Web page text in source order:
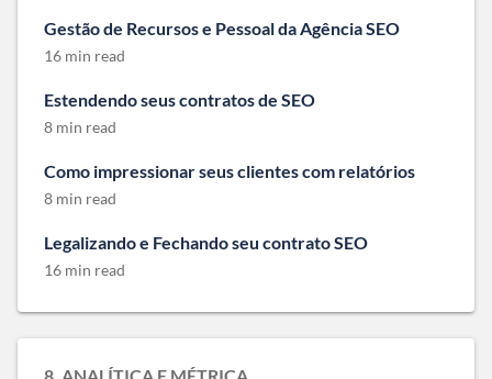
Gestão de Recursos e Pessoal da Agência SEO
16 min read
Estendendo seus contratos de SEO
8 min read
Como impressionar seus clientes com relatórios
8 min read
Legalizando e Fechando seu contrato SEO
16 min read